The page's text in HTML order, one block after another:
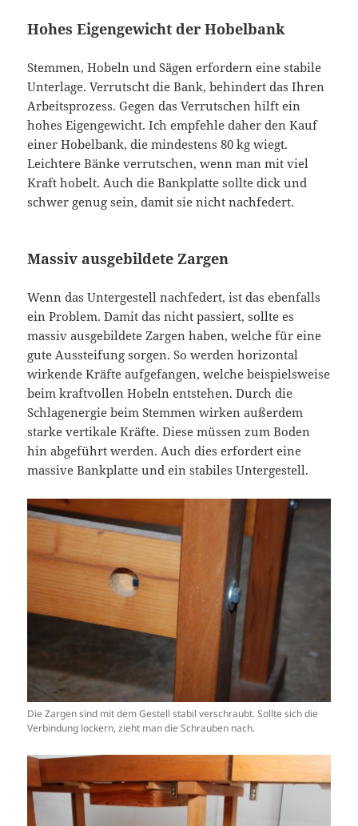
Hohes Eigengewicht der Hobelbank
Stemmen, Hobeln und Sägen erfordern eine stabile
Unterlage. Verrutscht die Bank, behindert das Ihren
Arbeitsprozess. Gegen das Verrutschen hilft ein
hohes Eigengewicht. Ich empfehle daher den Kauf
einer Hobelbank, die mindestens 80 kg wiegt.
Leichtere Bänke verrutschen, wenn man mit viel
Kraft hobelt. Auch die Bankplatte sollte dick und
schwer genug sein, damit sie nicht nachfedert.
Massiv ausgebildete Zargen
Wenn das Untergestell nachfedert, ist das ebenfalls
ein Problem. Damit das nicht passiert, sollte es
massiv ausgebildete Zargen haben, welche für eine
gute Aussteifung sorgen. So werden horizontal
wirkende Kräfte aufgefangen, welche beispielsweise
beim kraftvollen Hobeln entstehen. Durch die
Schlagenergie beim Stemmen wirken außerdem
starke vertikale Kräfte. Diese müssen zum Boden
hin abgeführt werden. Auch dies erfordert eine
massive Bankplatte und ein stabiles Untergestell.
Die Zargen sind mit dem Gestell stabil verschraubt. Sollte sich die
Verbindung lockern, zieht man die Schrauben nach.